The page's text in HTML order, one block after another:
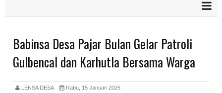
Babinsa Desa Pajar Bulan Gelar Patroli
Gulbencal dan Karhutla Bersama Warga
LENSA DESA Rabu, 15 Januari 2025